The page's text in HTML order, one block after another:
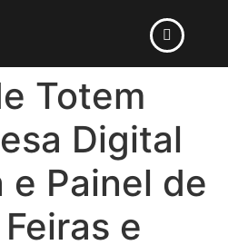
Totem
Digital
Painel de
e